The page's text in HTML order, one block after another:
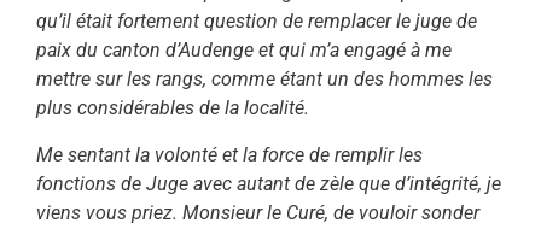
qu’il était fortement question de rempla­cer le juge de
paix du canton d’Audenge et qui m’a engagé à me
mettre sur les rangs, comme étant un des hommes les
plus considérables de la localité.
Me sentant la volonté et la force de remplir les
fonctions de Juge avec autant de zèle que d’intégrité, je
viens vous priez. Monsieur le Curé, de vouloir sonder